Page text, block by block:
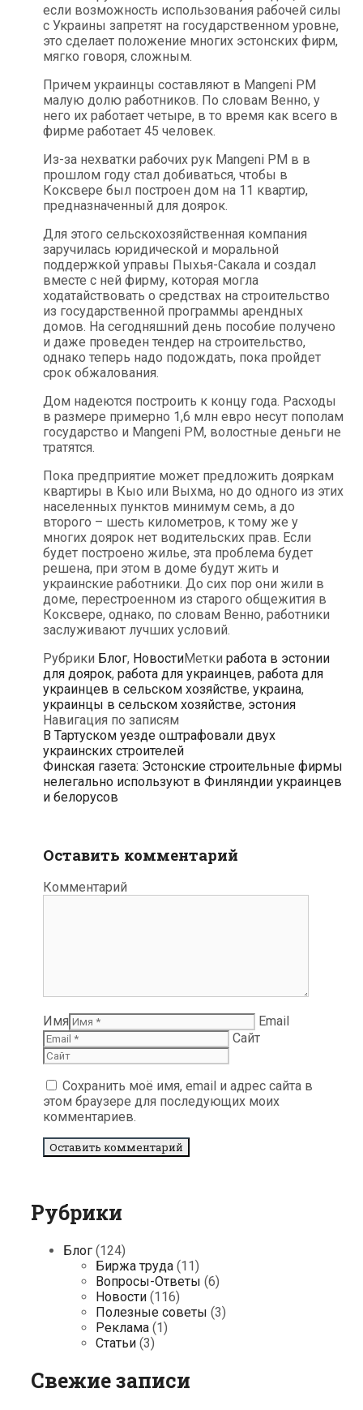
если возможность использования рабочей силы
с Украины запретят на государственном уровне,
это сделает положение многих эстонских фирм,
мягко говоря, сложным.
Причем украинцы составляют в Mangeni PM
малую долю работников. По словам Венно, у
него их работает четыре, в то время как всего в
фирме работает 45 человек.
Из-за нехватки рабочих рук Mangeni PM в в
прошлом году стал добиваться, чтобы в
Коксвере был построен дом на 11 квартир,
предназначенный для доярок.
Для этого сельскохозяйственная компания
заручилась юридической и моральной
поддержкой управы Пыхья-Сакала и создал
вместе с ней фирму, которая могла
ходатайствовать о средствах на строительство
из государственной программы арендных
домов. На сегодняшний день пособие получено
и даже проведен тендер на строительство,
однако теперь надо подождать, пока пройдет
срок обжалования.
Дом надеются построить к концу года. Расходы
в размере примерно 1,6 млн евро несут пополам
государство и Mangeni PM, волостные деньги не
тратятся.
Пока предприятие может предложить дояркам
квартиры в Кыо или Выхма, но до одного из этих
населенных пунктов минимум семь, а до
второго – шесть километров, к тому же у
многих доярок нет водительских прав. Если
будет построено жилье, эта проблема будет
решена, при этом в доме будут жить и
украинские работники. До сих пор они жили в
доме, перестроенном из старого общежития в
Коксвере, однако, по словам Венно, работники
заслуживают лучших условий.
Рубрики Блог, НовостиМетки работа в эстонии
для доярок, работа для украинцев, работа для
украинцев в сельском хозяйстве, украина,
украинцы в сельском хозяйстве, эстония
Навигация по записям
В Тартуском уезде оштрафовали двух
украинских строителей
Финская газета: Эстонские строительные фирмы
нелегально используют в Финляндии украинцев
и белорусов
Оставить комментарий
Комментарий
Имя
Email
Сайт
Сохранить моё имя, email и адрес сайта в
этом браузере для последующих моих
комментариев.
Рубрики
Блог (124)
Биржа труда (11)
Вопросы-Ответы (6)
Новости (116)
Полезные советы (3)
Реклама (1)
Статьи (3)
Свежие записи